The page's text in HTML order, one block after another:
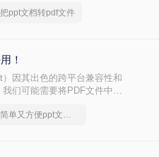
ppt文档转pdf文件
！
因其出色的跨平台兼容性和
们可能需要将PDF文件中的
PPT格式的有效方法，帮助
教你怎么简单又方便ppt文档转pdf文件